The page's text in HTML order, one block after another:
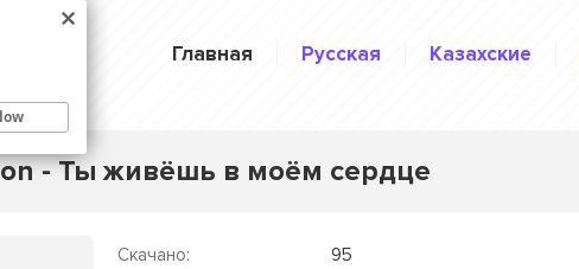
Главная Русская Казахские
- Ты живёшь в моём сердце
Скачано:
95